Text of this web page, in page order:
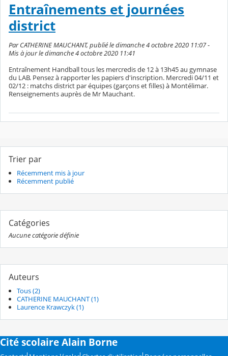
Entraînements et journées
district
Par CATHERINE MAUCHANT, publié le dimanche 4 octobre 2020 11:07 -
Mis à jour le dimanche 4 octobre 2020 11:41
Entraînement Handball tous les mercredis de 12 à 13h45 au gymnase
du LAB. Pensez à rapporter les papiers d'inscription. Mercredi 04/11 et
02/12 : matchs district par équipes (garçons et filles) à Montélimar.
Renseignements auprès de Mr Mauchant.
Trier par
Récemment mis à jour
Récemment publié
Catégories
Aucune catégorie définie
Auteurs
Tous (2)
CATHERINE MAUCHANT (1)
Laurence Krawczyk (1)
Cité scolaire Alain Borne